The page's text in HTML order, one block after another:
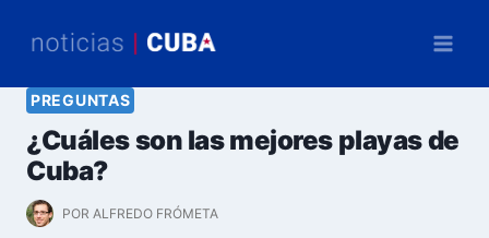
PREGUNTAS
¿Cuáles son las mejores playas de
Cuba?
POR ALFREDO FRÓMETA